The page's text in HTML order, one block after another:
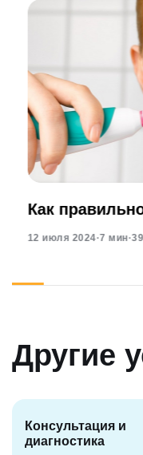
Как
12 июля 2024·7 мин·
Другие
Консультация и
диагностика